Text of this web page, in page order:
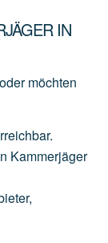
IN
möchten
Kammerjäger